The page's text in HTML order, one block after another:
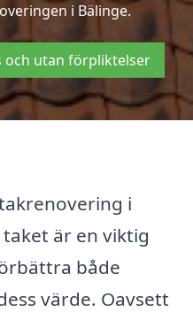
i Bälinge.
och utan förpliktelser
i
är en viktig
både
värde. Oavsett